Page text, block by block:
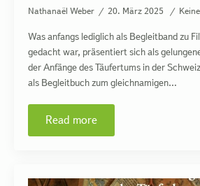
Nathanaël Weber 20. März 2025
Was anfangs lediglich als Begleitband zu
gedacht war, präsentiert sich als
der Anfänge des Täufertums in der
als Begleitbuch zum gleichnamigen…
Read more